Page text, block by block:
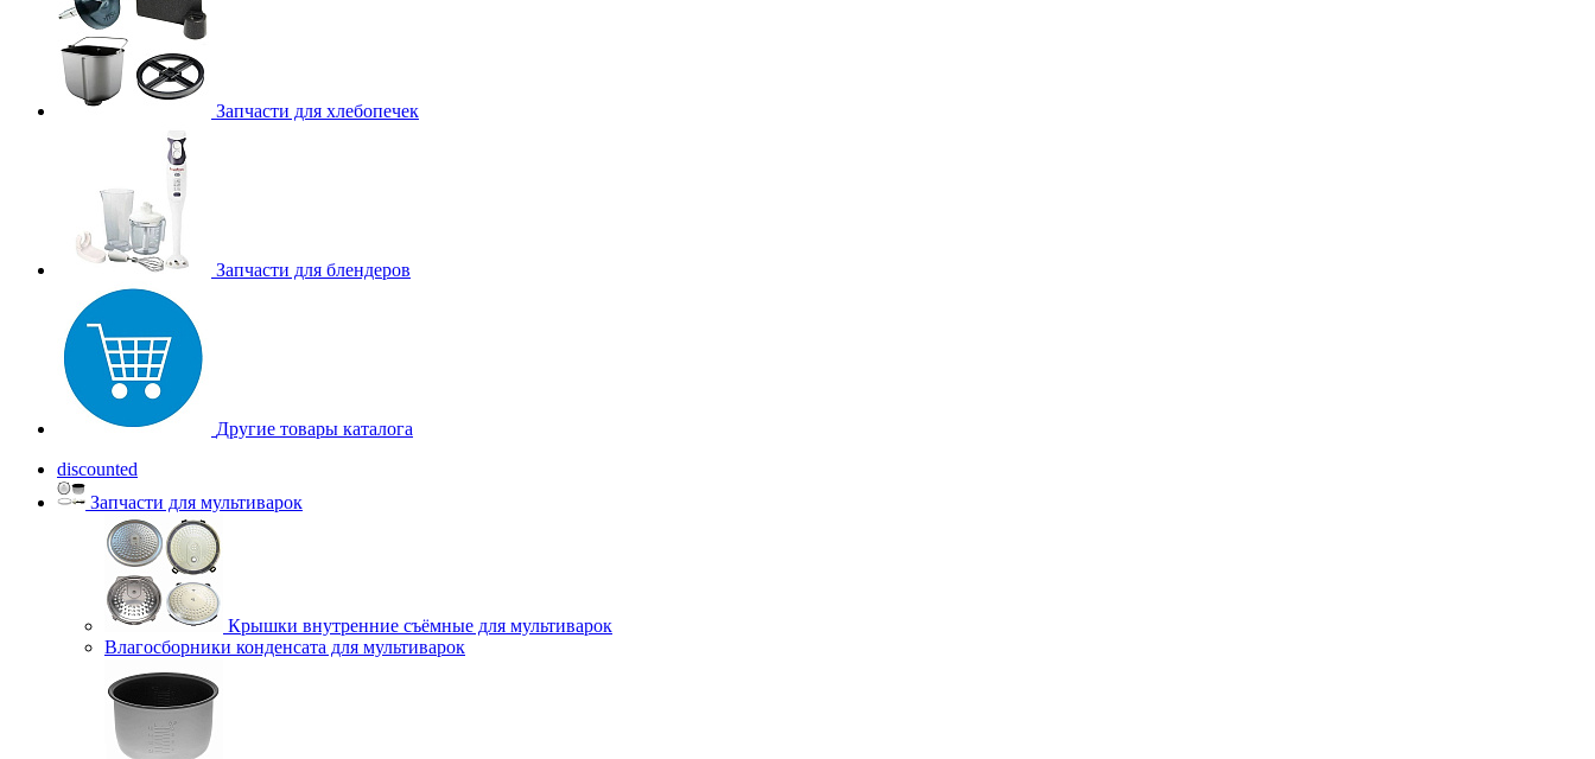
Запчасти для хлебопечек
Запчасти для блендеров
Другие товары каталога
discounted
Запчасти для мультиварок
Крышки внутренние съёмные для мультиварок
Влагосборники конденсата для мультиварок